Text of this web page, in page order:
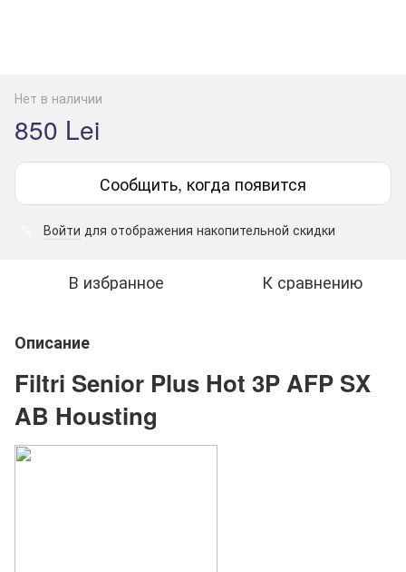
Нет в наличии
850 Lei
Сообщить, когда появится
Войти для отображения накопительной скидки
В избранное К сравнению
Описание
Filtri Senior Plus Hot 3P AFP SX
AB Housting